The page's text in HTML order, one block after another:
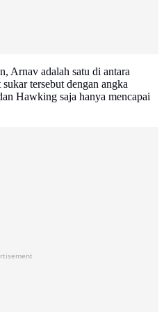
Arnav adalah satu di antara
tersebut dengan angka
Hawking saja hanya mencapai